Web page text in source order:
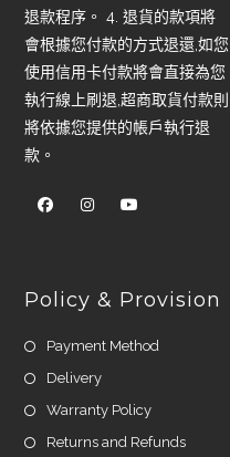
退款程序。 4. 退貨的款項將
會根據您付款的方式退還,如您
使用信用卡付款將會直接為您
執行線上刷退,超商取貨付款則
將依據您提供的帳戶執行退
款。
Policy & Provision
Payment Method
Delivery
Warranty Policy
Returns and Refunds